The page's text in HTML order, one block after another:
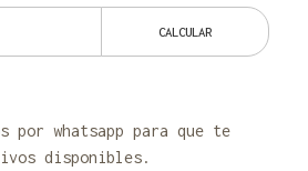
CALCULAR
por whatsapp para que te
disponibles.